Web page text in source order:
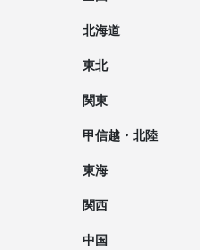
北海道
東北
関東
甲信越・北陸
東海
関西
中国